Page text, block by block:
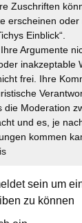
Zuschriften
erscheinen
Einblick“.
Argumente
inakzeptable
frei. Ihre
die Moderation
und es, je
kommen
sein um
zu können